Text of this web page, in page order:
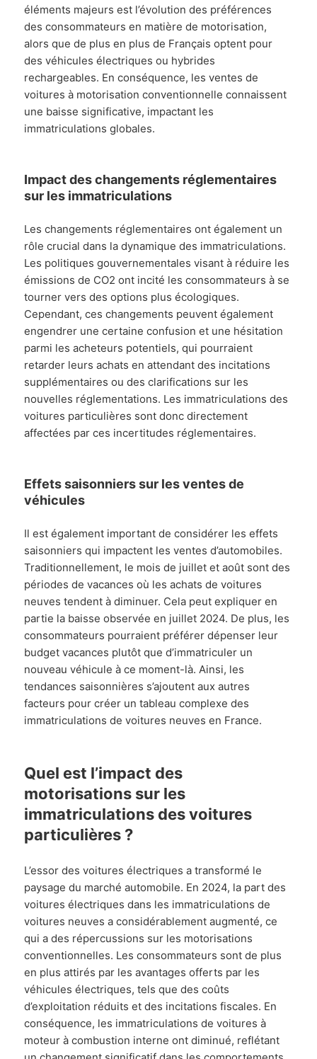
éléments majeurs est l’évolution des préférences
des consommateurs en matière de motorisation,
alors que de plus en plus de Français optent pour
des véhicules électriques ou hybrides
rechargeables. En conséquence, les ventes de
voitures à motorisation conventionnelle connaissent
une baisse significative, impactant les
immatriculations globales.
Impact des changements réglementaires
sur les immatriculations
Les changements réglementaires ont également un
rôle crucial dans la dynamique des immatriculations.
Les politiques gouvernementales visant à réduire les
émissions de CO2 ont incité les consommateurs à se
tourner vers des options plus écologiques.
Cependant, ces changements peuvent également
engendrer une certaine confusion et une hésitation
parmi les acheteurs potentiels, qui pourraient
retarder leurs achats en attendant des incitations
supplémentaires ou des clarifications sur les
nouvelles réglementations. Les immatriculations des
voitures particulières sont donc directement
affectées par ces incertitudes réglementaires.
Effets saisonniers sur les ventes de
véhicules
Il est également important de considérer les effets
saisonniers qui impactent les ventes d’automobiles.
Traditionnellement, le mois de juillet et août sont des
périodes de vacances où les achats de voitures
neuves tendent à diminuer. Cela peut expliquer en
partie la baisse observée en juillet 2024. De plus, les
consommateurs pourraient préférer dépenser leur
budget vacances plutôt que d’immatriculer un
nouveau véhicule à ce moment-là. Ainsi, les
tendances saisonnières s’ajoutent aux autres
facteurs pour créer un tableau complexe des
immatriculations de voitures neuves en France.
Quel est l’impact des
motorisations sur les
immatriculations des voitures
particulières ?
L’essor des voitures électriques a transformé le
paysage du marché automobile. En 2024, la part des
voitures électriques dans les immatriculations de
voitures neuves a considérablement augmenté, ce
qui a des répercussions sur les motorisations
conventionnelles. Les consommateurs sont de plus
en plus attirés par les avantages offerts par les
véhicules électriques, tels que des coûts
d’exploitation réduits et des incitations fiscales. En
conséquence, les immatriculations de voitures à
moteur à combustion interne ont diminué, reflétant